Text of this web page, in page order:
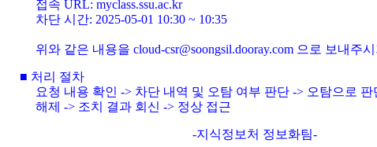
접속 URL: myclass.ssu.ac.kr
차단 시간: 2025-05-01 10:30 ~ 10:35
위와 같은 내용을 cloud-csr@soongsil.dooray.com 으로 보내주
■ 처리 절차
요청 내용 확인 -> 차단 내역 및 오탐 여부 판단 -> 오탐으로
해제 -> 조치 결과 회신 -> 정상 접근
-지식정보처 정보화팀-